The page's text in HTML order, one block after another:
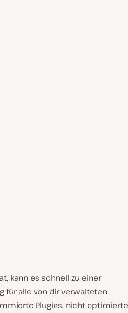
kann es schnell zu einer
für alle von dir verwalteten
Plugins, nicht optimierte